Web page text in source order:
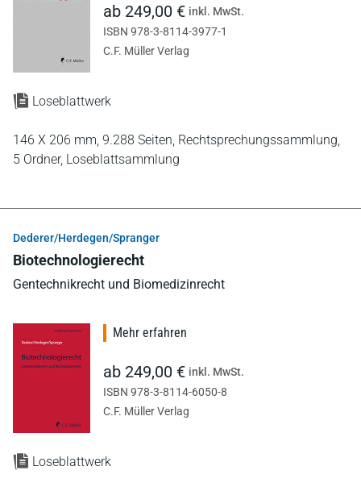
Loseblattwerk
146 X 206 mm, 9.288 Seiten, Rechtsprechungssammlung,
5 Ordner, Loseblattsammlung
ab 249,00 € inkl. MwSt.
ISBN 978-3-8114-3977-1
C.F. Müller Verlag
Dederer/Herdegen/Spranger
Biotechnologierecht
Gentechnikrecht und Biomedizinrecht
Loseblattwerk
Mehr erfahren
ab 249,00 € inkl. MwSt.
ISBN 978-3-8114-6050-8
C.F. Müller Verlag